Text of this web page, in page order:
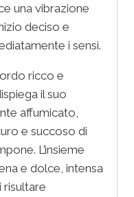
una vibrazione
deciso e
i sensi.
ricco e
il suo
affumicato,
e succoso di
L’insieme
e dolce, intensa
risultare